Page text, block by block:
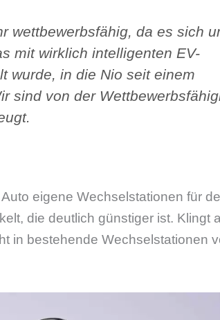
wettbewerbsfähig, da es sich
mit wirklich intelligenten EV-
wurde, in die Nio seit einem
sind von der
eigene Wechselstationen für
die deutlich günstiger ist. Klingt
in bestehende Wechselstationen